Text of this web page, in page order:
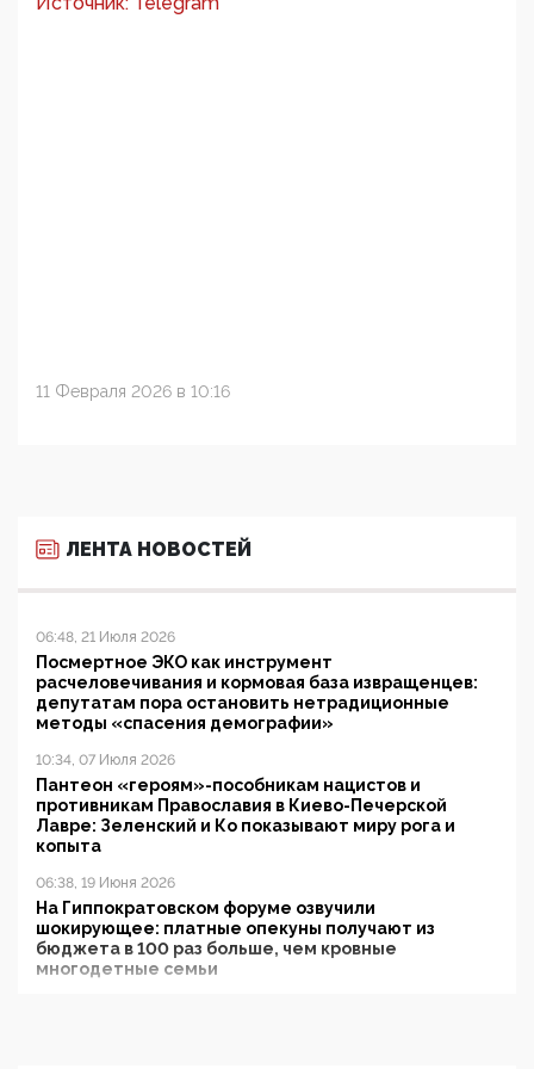
11 Февраля 2026 в 10:16
ЛЕНТА НОВОСТЕЙ
06:48, 21 Июля 2026
Посмертное ЭКО как инструмент
расчеловечивания и кормовая база извращенцев:
депутатам пора остановить нетрадиционные
методы «спасения демографии»
10:34, 07 Июля 2026
Пантеон «героям»-пособникам нацистов и
противникам Православия в Киево-Печерской
Лавре: Зеленский и Ко показывают миру рога и
копыта
06:38, 19 Июня 2026
На Гиппократовском форуме озвучили
шокирующее: платные опекуны получают из
бюджета в 100 раз больше, чем кровные
многодетные семьи